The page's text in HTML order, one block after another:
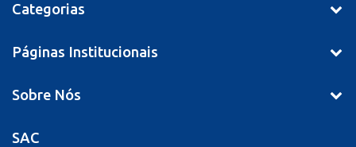
Categorias
Páginas Institucionais
Sobre Nós
SAC